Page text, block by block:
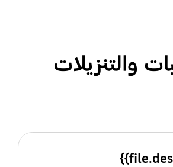
والتنزيلات